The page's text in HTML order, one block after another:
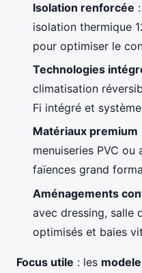
Isolation renforcée
isolation thermique
pour optimiser le
Technologies
climatisation
Fi intégré et
Matériaux premium
menuiseries PVC
faïences grand
Aménagements
avec dressing, salle
optimisés et baies
Focus utile : les